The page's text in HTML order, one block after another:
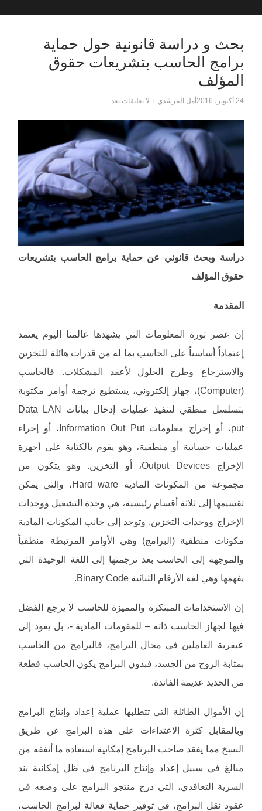
بحث و دراسة قانونية حول حماية
برامج الحاسب بتشريعات حقوق
المؤلف
24 أكتوبر، 2016 أمل المرشدي / لا تعليقات بعد
دراسة وبحث قانوني عن حماية برامج الحاسب بتشريعات
حقوق المؤلف
المقدمة
إن عصر ثورة المعلومات التي يشهدها عالمنا اليوم يعتمد
إعتماداً أساسياً على الحاسب بما له من قدرات هائلة للتخزين
والاسترجاع وطرح الحلول لأعقد المشكلات. فالحاسب
(Computer)، جهاز إلكتروني، يستطيع ترجمة أوامر مكتوبة
بتسلسل منطقي لتنفيذ عمليات إدخال بيانات Data LAN
put، أو إخراج معلومات Information Out Put، أو إجراء
عمليات حسابية أو منطقية، وهو يقوم بالكتابة على أجهزة
الإخراج Output Devices، أو التخزين. وهو يتكون من
مجموعة من المكونات المادية Hard ware، والتي يمكن
تقسيمها إلى ثلاثة أقسام رئيسية، هي وحدة التشغيل ووحدات
الإخراج ووحدات التخزين. وتوجد إلى جانب المكونات المادية
مكونات منطقية (البرامج) وهي الأوامر المرتبطة منطقياً
والموجهة إلى الحاسب بعد ترجمتها إلى اللغة الوحيدة التي
يفهمها وهي لغة الأرقام الثنائية Binary Code.
إن الاستخدامات المبتكرة والمميزة للحاسب لا يرجع الفضل
فيها لجهاز الحاسب ذاته – للمقومات المادية -، بل يعود إلى
عبقرية العاملين في مجال البرامج، فالبرامج من الحاسب
بمثابة الروح من الجسد، فبدون البرامج يكون الحاسب قطعة
من الحديد عديمة الفائدة.
إن الأموال الطائلة التي تتطلبها عملية إعداد وإنتاج البرامج
وبالمقابل كثرة الاعتداءات على هذه البرامج عن طريق
النسخ مما يفقد صاحب البرنامج إمكانية استعادة ما أنفقه من
مبالغ في سبيل إعداد وإنتاج البرنامج في ظل إمكانية بند
السرية التعاقدي، التي درج منتجو البرامج على وضعه في
عقود نقل البرامج، في توفير حماية فعالة لبرامج الحاسب،